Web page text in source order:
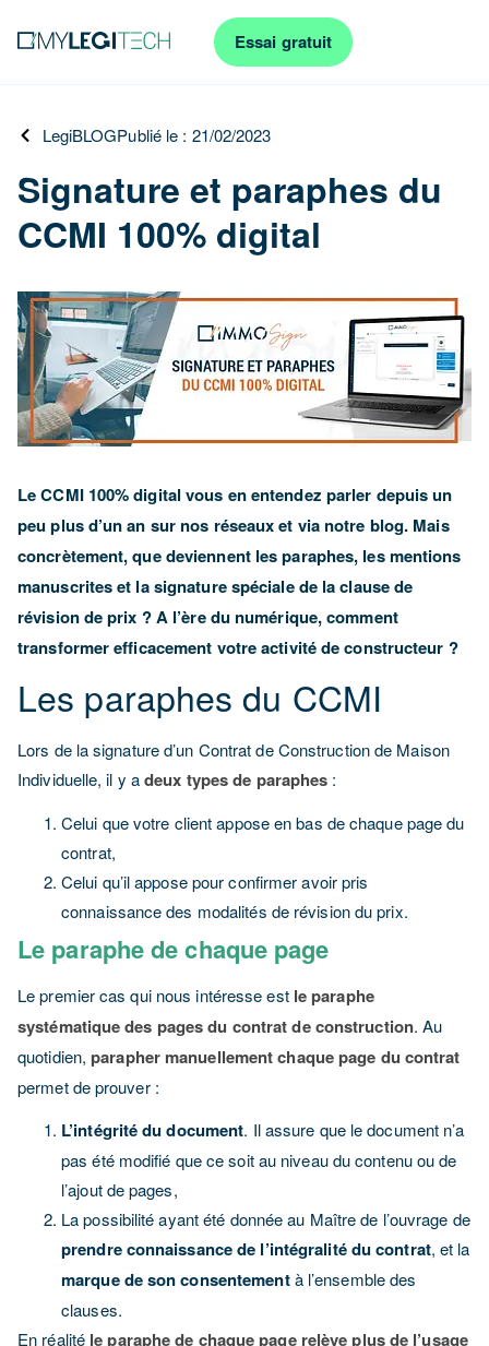
Essai gratuit
LegiBLOGPublié le : 21/02/2023
Signature et paraphes du
CCMI 100% digital
Le CCMI 100% digital vous en entendez parler depuis un
peu plus d’un an sur nos réseaux et via notre blog. Mais
concrètement, que deviennent les paraphes, les mentions
manuscrites et la signature spéciale de la clause de
révision de prix ? A l’ère du numérique, comment
transformer efficacement votre activité de constructeur ?
Les paraphes du CCMI
Lors de la signature d’un Contrat de Construction de Maison
Individuelle, il y adeux types de paraphes :
Celui que votre client appose en bas de chaque page du
contrat,
Celui qu’il appose pour confirmer avoir pris
connaissance des modalités de révision du prix.
Le paraphe de chaque page
Le premier cas qui nous intéresse est le paraphe
systématique des pages du contrat de construction. Au
quotidien,parapher manuellement chaque page du contrat
permet de prouver :
L’intégrité du document. Il assure que le document n’a
pas été modifié que ce soit au niveau du contenu ou de
l’ajout de pages,
La possibilité ayant été donnée au Maître de l’ouvrage de
prendre connaissance de l’intégralité du contrat, et la
marque de son consentementà l’ensemble des
clauses.
En réalité le paraphe de chaque page relève plus de l’usage